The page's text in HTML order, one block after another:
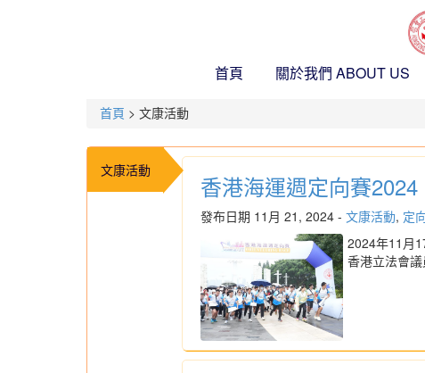
首頁 關於我們 ABOUT US
首頁 > 文康活動
文康活動
香港海運週定向賽2024
發布日期 11月 21, 2024 - 文康活動, 定
2024年11月
香港立法會